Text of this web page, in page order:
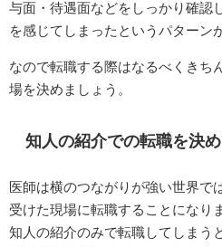
与面・待遇面などをしっかり確認
を感じてしまったというパターン
なので転職する際はなるべくきち
場を決めましょう。
知人の紹介での転職を決
医師は横のつながりが強い世界で
受けた現場に転職することになり
知人の紹介のみで転職してしまう